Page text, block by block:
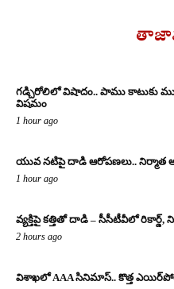
గడ్చిరోలిలో విషాదం.. పాము కాటుకు
విషమం
1 hour ago
యువ నటిపై దాడి ఆరోపణలు.. నిర్మాత
1 hour ago
వ్యక్తిపై కత్తితో దాడి – సీసీటీవీలో రికార్డ్,
2 hours ago
విశాఖలో AAA సినిమాస్.. కొత్త